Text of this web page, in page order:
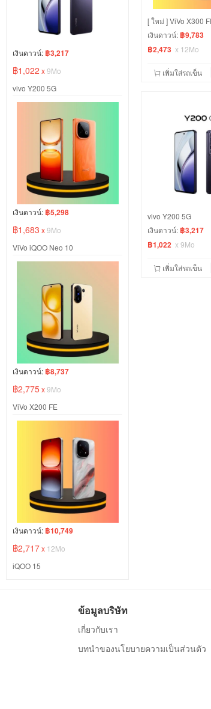
เงินดาวน์: ฿3,217
฿1,022 x9Mo
vivo Y200 5G
เงินดาวน์: ฿5,298
฿1,683 x9Mo
ViVo iQOO Neo 10
เงินดาวน์: ฿8,737
฿2,775x9Mo
ViVo X200 FE
เงินดาวน์: ฿10,749
฿2,717x 12Mo
iQOO 15
เงินดาวน์: ฿9,783
฿2,473 x 12Mo
เพิ่มใส่รถเข็น
vivo Y200 5G
เงินดาวน์: ฿3,217
฿1,022 x 9Mo
เพิ่มใส่รถเข็น
ข้อมูลบริษัท
เกี่ยวกับเรา
บทนำของนโยบายความเป็นส่วนตัว